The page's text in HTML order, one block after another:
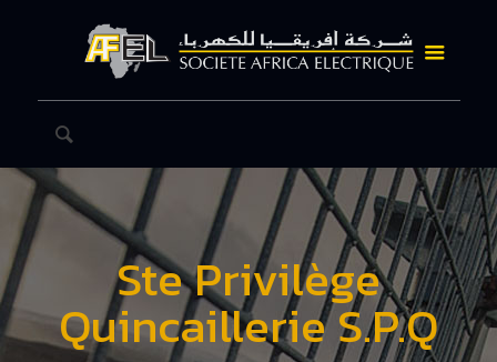
Ste Privilège
Quincaillerie S.P.Q